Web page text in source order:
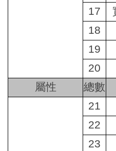
17
18
19
20
屬性 總數
21
22
23